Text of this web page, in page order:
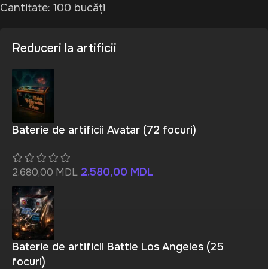
Cantitate: 100 bucăți
Reduceri la artificii
Baterie de artificii Avatar (72 focuri)
2.680,00MDL 2.580,00 MDL
Baterie de artificii Battle Los Angeles (25
focuri)